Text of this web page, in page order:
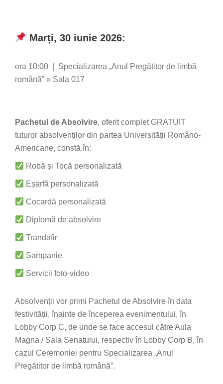
Marți, 30 iunie 2026:
ora 10:00 | Specializarea „Anul Pregătitor de limbă
română” » Sala 017
Pachetul de Absolvire, oferit complet GRATUIT
tuturor absolvenților din partea Universității Româno-
Americane, constă în:
Robă și Tocă personalizată
Eșarfă personalizată
Cocardă personalizată
Diplomă de absolvire
Trandafir
Șampanie
Servicii foto-video
Absolvenții vor primi Pachetul de Absolvire în data
festivității, înainte de începerea evenimentului, în
Lobby Corp C, de unde se face accesul către Aula
Magna / Sala Senatului, respectiv în Lobby Corp B, în
cazul Ceremoniei pentru Specializarea „Anul
Pregătitor de limbă română”.